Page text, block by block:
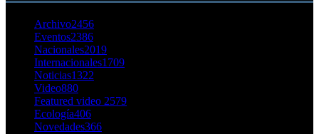
Archivo2456
Eventos2386
Nacionales2019
Internacionales1709
Noticias1322
Video880
Featured video 2579
Ecología406
Novedades366